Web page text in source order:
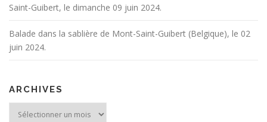
Saint-Guibert, le dimanche 09 juin 2024.
Balade dans la sablière de Mont-Saint-Guibert (Belgique), le 02
juin 2024.
ARCHIVES